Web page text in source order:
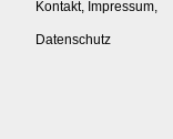
Kontakt, Impressum,
Datenschutz